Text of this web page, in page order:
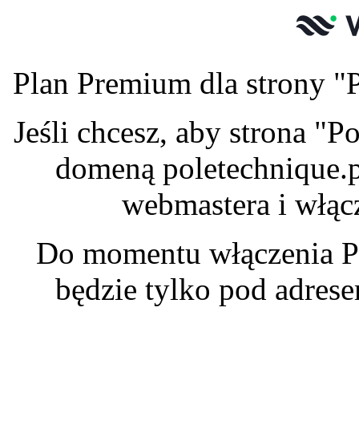
Plan Premium dla strony
Jeśli chcesz, aby strona
domeną
webmastera i
Do momentu włączenia
będzie tylko pod